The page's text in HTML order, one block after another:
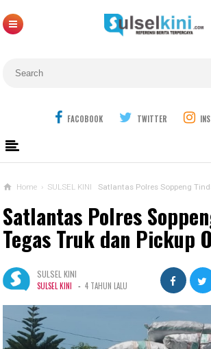
FACOBOOK TWITTER
Home › SULSEL KINI Satlantas Polres Soppeng Tindak
Satlantas Polres
Tegas Truk dan Pickup
SULSEL KINI
SULSEL KINI - 4 TAHUN LALU